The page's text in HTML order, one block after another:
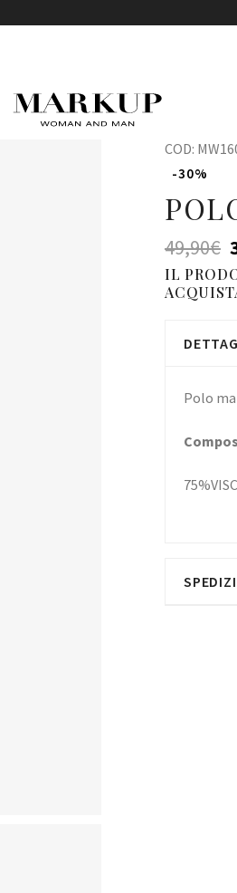
COD:
-30%
49,90€
IL
Polo